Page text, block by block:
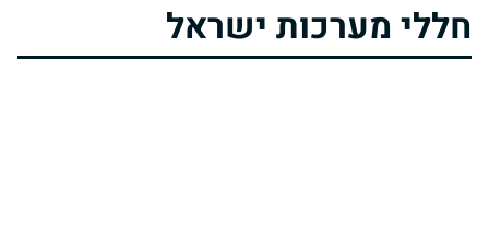
חללי מערכות ישראל